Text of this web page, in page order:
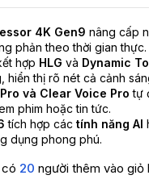
4K Gen9 nâng cấp
phản theo thời gian thực.
hợp HLG và Dynamic
hiển thị rõ nét cả cảnh
và Clear Voice Pro tự
phim hoặc tin tức.
tích hợp các tính năng AI
dụng phong phú.
có 20 người thêm vào giỏ